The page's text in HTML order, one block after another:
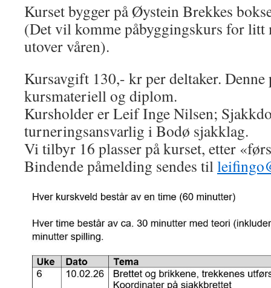
Kurset bygger på Øystein Brekkes
(Det vil komme påbyggingskurs for litt
utover våren).
Kursavgift 130,- kr per deltaker. Denne
kursmateriell og diplom.
Kursholder er Leif Inge Nilsen;
turneringsansvarlig i Bodø sjakklag.
Vi tilbyr 16 plasser på kurset, etter
Bindende påmelding sendes til